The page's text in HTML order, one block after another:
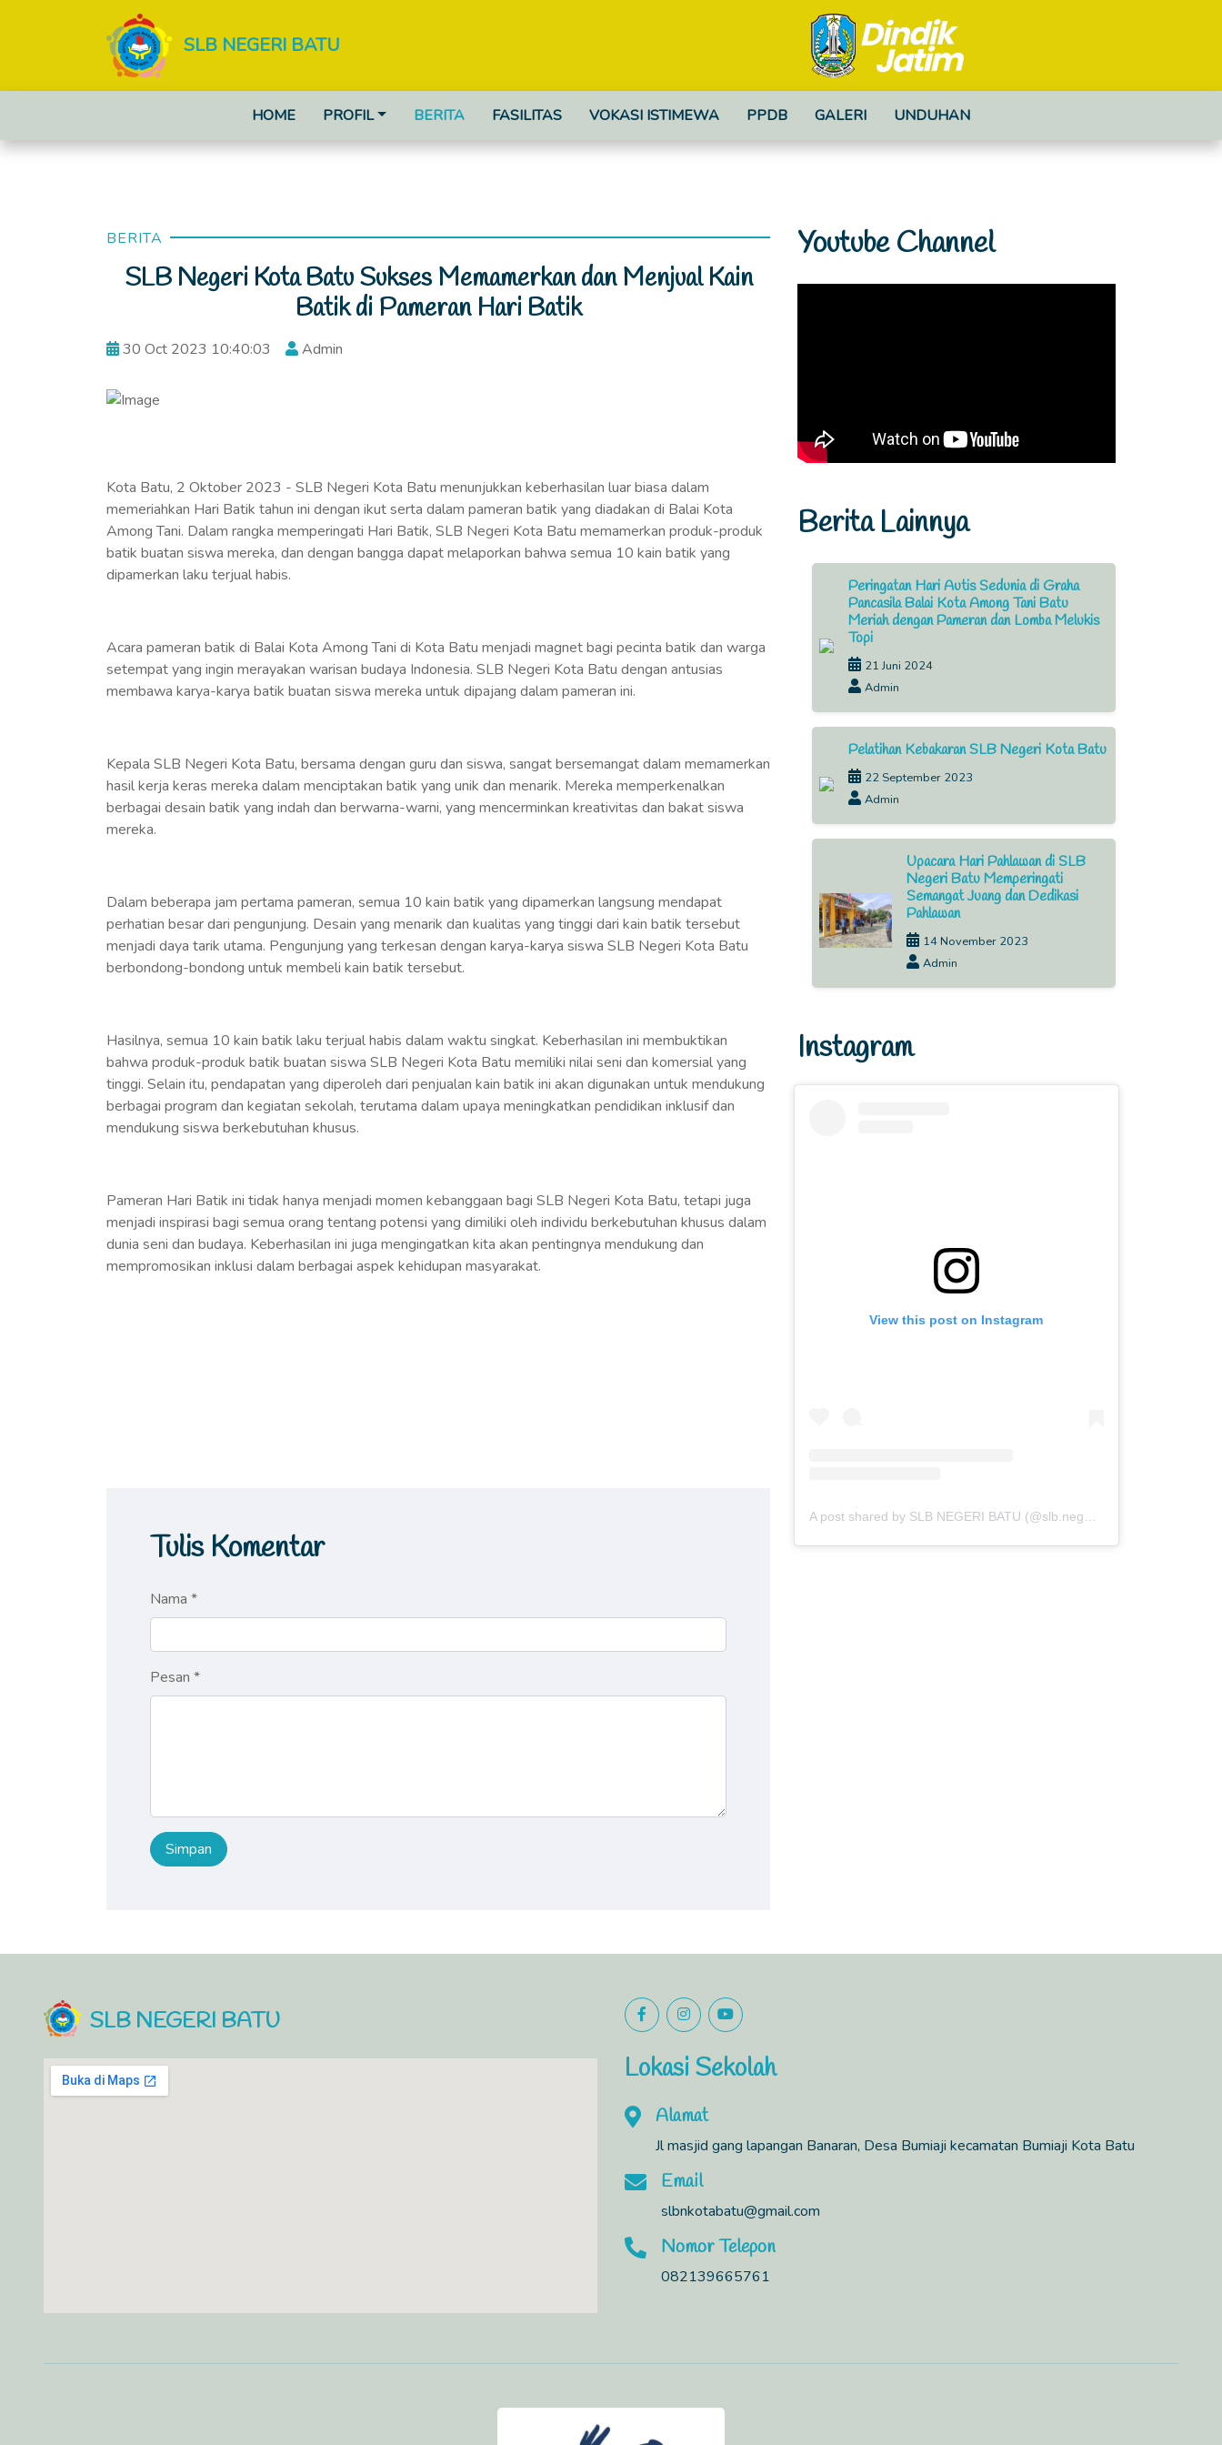
SLB NEGERI BATU
HOME PROFIL BERITA FASILITAS VOKASI ISTIMEWA PPDB GALERI UNDUHAN
BERITA
SLB Negeri Kota Batu Sukses Memamerkan dan Menjual Kain
Batik di Pameran Hari Batik
30 Oct 2023 10:40:03 Admin
Kota Batu, 2 Oktober 2023 - SLB Negeri Kota Batu menunjukkan keberhasilan luar biasa dalam
memeriahkan Hari Batik tahun ini dengan ikut serta dalam pameran batik yang diadakan di Balai Kota
Among Tani. Dalam rangka memperingati Hari Batik, SLB Negeri Kota Batu memamerkan produk-produk
batik buatan siswa mereka, dan dengan bangga dapat melaporkan bahwa semua 10 kain batik yang
dipamerkan laku terjual habis.
Acara pameran batik di Balai Kota Among Tani di Kota Batu menjadi magnet bagi pecinta batik dan warga
setempat yang ingin merayakan warisan budaya Indonesia. SLB Negeri Kota Batu dengan antusias
membawa karya-karya batik buatan siswa mereka untuk dipajang dalam pameran ini.
Kepala SLB Negeri Kota Batu, bersama dengan guru dan siswa, sangat bersemangat dalam memamerkan
hasil kerja keras mereka dalam menciptakan batik yang unik dan menarik. Mereka memperkenalkan
berbagai desain batik yang indah dan berwarna-warni, yang mencerminkan kreativitas dan bakat siswa
mereka.
Dalam beberapa jam pertama pameran, semua 10 kain batik yang dipamerkan langsung mendapat
perhatian besar dari pengunjung. Desain yang menarik dan kualitas yang tinggi dari kain batik tersebut
menjadi daya tarik utama. Pengunjung yang terkesan dengan karya-karya siswa SLB Negeri Kota Batu
berbondong-bondong untuk membeli kain batik tersebut.
Hasilnya, semua 10 kain batik laku terjual habis dalam waktu singkat. Keberhasilan ini membuktikan
bahwa produk-produk batik buatan siswa SLB Negeri Kota Batu memiliki nilai seni dan komersial yang
tinggi. Selain itu, pendapatan yang diperoleh dari penjualan kain batik ini akan digunakan untuk mendukung
berbagai program dan kegiatan sekolah, terutama dalam upaya meningkatkan pendidikan inklusif dan
mendukung siswa berkebutuhan khusus.
Pameran Hari Batik ini tidak hanya menjadi momen kebanggaan bagi SLB Negeri Kota Batu, tetapi juga
menjadi inspirasi bagi semua orang tentang potensi yang dimiliki oleh individu berkebutuhan khusus dalam
dunia seni dan budaya. Keberhasilan ini juga mengingatkan kita akan pentingnya mendukung dan
mempromosikan inklusi dalam berbagai aspek kehidupan masyarakat.
Tulis Komentar
Nama *
Pesan *
Youtube Channel
Berita Lainnya
Peringatan Hari Autis Sedunia di Graha
Pancasila Balai Kota Among Tani Batu
Meriah dengan Pameran dan Lomba Melukis
Topi
21 Juni 2024
Admin
Pelatihan Kebakaran SLB Negeri Kota Batu
22 September 2023
Admin
Upacara Hari Pahlawan di SLB
Negeri Batu Memperingati
Semangat Juang dan Dedikasi
Pahlawan
14 November 2023
Admin
Instagram
View this post on Instagram
SLB NEGERI BATU
Lokasi Sekolah
Alamat
Jl masjid gang lapangan Banaran, Desa Bumiaji kecamatan Bumiaji Kota Batu
Email
slbnkotabatu@gmail.com
Nomor Telepon
082139665761